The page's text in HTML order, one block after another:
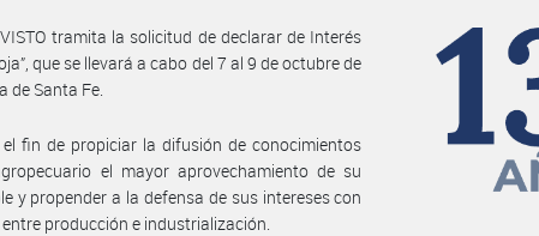
tramita la solicitud de declarar de Interés
que se llevará a cabo del 7 al 9 de octubre de
de Santa Fe.
fin de propiciar la difusión de conocimientos
el mayor aprovechamiento de su
y propender a la defensa de sus intereses con
producción e industrialización.